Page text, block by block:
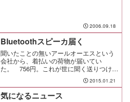
2006.09.18
Bluetoothスピーカ届く
聞いたことの無いアールオーエスという
会社から、着払いの荷物が届いてい
た。 756円。これが世に聞く送りつけ詐
欺か？こんな金額で？と思って警戒した
ら、箱にNUDEAUDIOのロゴが。来たの
か。 ついに来たのか！
2015.01.21
気になるニュース